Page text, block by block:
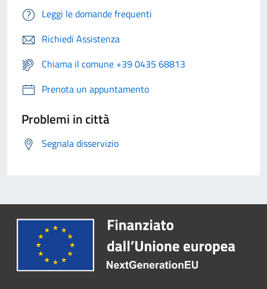
Leggi le domande frequenti
Richiedi Assistenza
Chiama il comune +39 0435 68813
Prenota un appuntamento
Problemi in città
Segnala disservizio